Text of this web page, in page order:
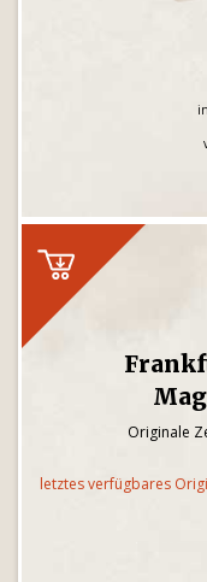
Originale
letztes verfügbares